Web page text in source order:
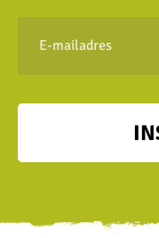
mailadres